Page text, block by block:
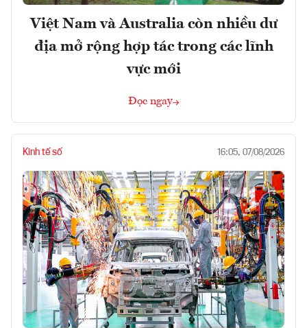
Việt Nam và Australia còn nhiều dư
địa mở rộng hợp tác trong các lĩnh
vực mới
Đọc ngay
Kinh tế số 16:05, 07/08/2026